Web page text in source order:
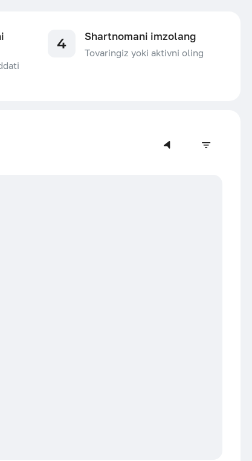
4 Shartnomani imzolang
Tovaringiz yoki aktivni oling